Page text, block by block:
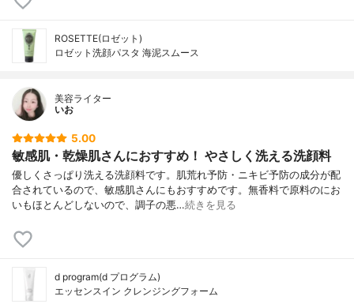
ROSETTE(ロゼット)
ロゼット洗顔パスタ 海泥スムース
美容ライター
いお
5.00
敏感肌・乾燥肌さんにおすすめ！ やさしく洗える洗顔料
優しくさっぱり洗える洗顔料です。肌荒れ予防・ニキビ予防の成分が配
合されているので、敏感肌さんにもおすすめです。無香料で原料のにお
いもほとんどしないので、調子の悪…続きを見る
d program(d プログラム)
エッセンスイン クレンジングフォーム